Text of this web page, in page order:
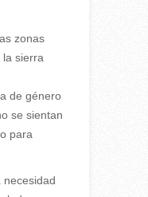
zonas
la sierra
de género
se sientan
para
necesidad